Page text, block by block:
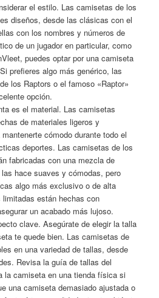
el estilo. Las camisetas de los
diseños, desde las clásicas con el
con los nombres y números de
de un jugador en particular, como
puedes optar por una camiseta
prefieres algo más genérico, las
los Raptors o el famoso «Raptor»
opción.
es el material. Las camisetas
de materiales ligeros y
cómodo durante todo el
deportes. Las camisetas de los
fabricadas con una mezcla de
hace suaves y cómodas, pero
algo más exclusivo o de alta
están hechas con
un acabado más lujoso.
clave. Asegúrate de elegir la talla
te quede bien. Las camisetas de
en una variedad de tallas, desde
Revisa la guía de tallas del
la camiseta en una tienda física si
una camiseta demasiado ajustada o